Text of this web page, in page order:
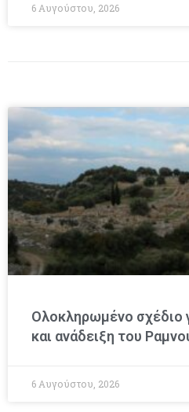
6 Αυγούστου, 2026
Ολοκληρωμένο σχέδιο
και ανάδειξη του
6 Αυγούστου, 2026